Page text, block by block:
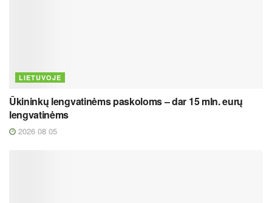
LIETUVOJE
Ūkininkų lengvatinėms paskoloms – dar 15 mln. eurų
lengvatinėms
2026 08 05